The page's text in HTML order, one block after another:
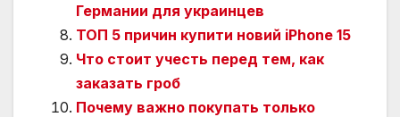
Германии для украинцев
ТОП 5 причин купити новий iPhone 15
Что стоит учесть перед тем, как
заказать гроб
Почему важно покупать только